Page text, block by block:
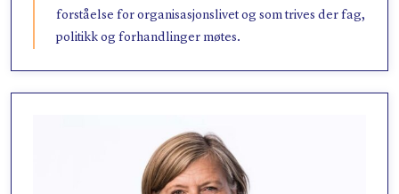
forståelse for organisasjonslivet og som trives der fag,
politikk og forhandlinger møtes.